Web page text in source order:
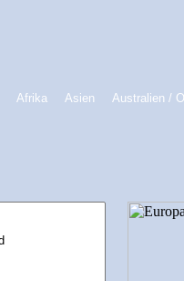
Afrika Asien Australien /